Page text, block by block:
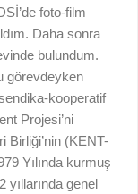
foto-film
Daha sonra
bulundum.
görevdeyken
kooperatif
Projesi’ni
Birliği’nin (KENT-
Yılında kurmuş
genel